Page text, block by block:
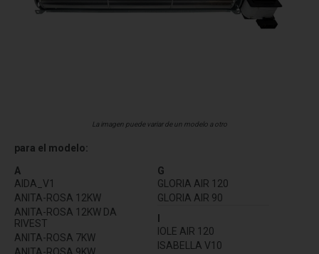
La imagen puede variar de un modelo a otro
para el modelo:
A
AIDA_V1
ANITA-ROSA 12KW
ANITA-ROSA 12KW DA
RIVEST
ANITA-ROSA 7KW
G
GLORIA AIR 120
GLORIA AIR 90
IOLE AIR 120
ISABELLA V10